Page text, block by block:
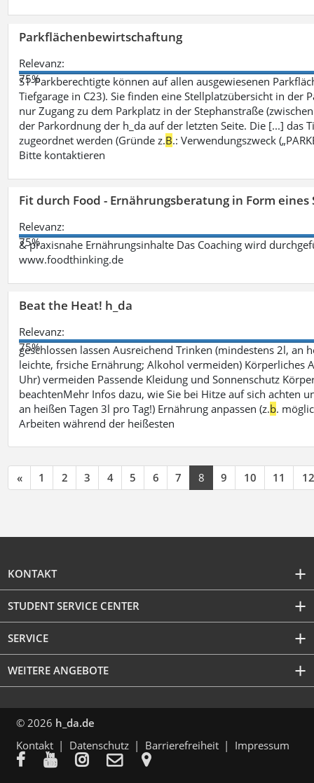
Parkflächenbewirtschaftung
Relevanz:
75%
S1-Parkberechtigte können auf allen ausgewiesenen
Tiefgarage in C23). Sie finden eine Stellplatzübersicht in
nur Zugang zu dem Parkplatz in der Stephanstraße
der Parkordnung der h_da auf der letzten Seite. Die [...]
zugeordnet werden (Gründe z.B.: Verwendungszweck
Bitte kontaktieren
Fit durch Food - Ernährungsberatung in Form eines
Relevanz:
75%
& praxisnahe Ernährungsinhalte Das Coaching wird
www.foodthinking.de
Beat the Heat! h_da
Relevanz:
75%
geschlossen lassen Ausreichend Trinken (mindestens 2l, an
leichte, frsiche Ernährung; Alkohol vermeiden) Körperliches
Uhr) vermeiden Passende Kleidung und Sonnenschutz
beachtenMehr Infos dazu, wie Sie bei Hitze auf sich achten
an heißen Tagen 3l pro Tag!) Ernährung anpassen (z.b.
Arbeiten während der heißesten
« 1 2 3 4 5 6 7 8 9 10 11 12
KONTAKT
STUDENT SERVICE CENTER
SERVICE
WEITERE ANGEBOTE
© 2026 h_da.de
Kontakt
Datenschutz Barrierefreiheit Impressum
    